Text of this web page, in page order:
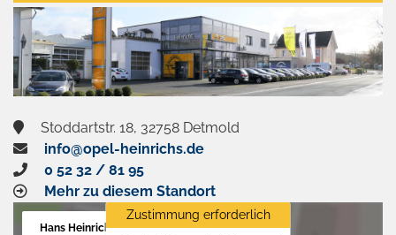
Stoddartstr. 18, 32758 Detmold
info@opel-heinrichs.de
0 52 32 / 81 95
Mehr zu diesem Standort
Hans Heinrichs GmbH
Zustimmung erforderlich